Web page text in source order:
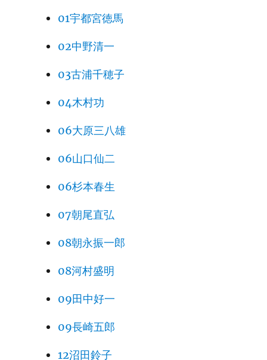
01宇都宮徳馬
02中野清一
03古浦千穂子
04木村功
06大原三八雄
06山口仙二
06杉本春生
07朝尾直弘
08朝永振一郎
08河村盛明
09田中好一
09長崎五郎
12沼田鈴子